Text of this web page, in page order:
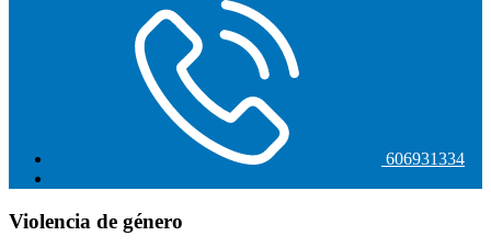
606931334
Violencia de género